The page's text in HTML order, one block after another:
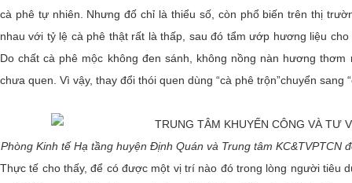
cà phê tự nhiên. Nhưng đố chỉ là thiểu số, còn phổ biến trên thị
nhau với tỷ lệ cà phê thật rất là thấp, sau đó tẩm ướp hương liệu
Do chất cà phê mộc không đen sánh, không nồng nàn hương
chưa quen. Vì vậy, thay đổi thói quen dùng “cà phê trộn”chuyển sang
Phòng Kinh tế Hạ tầng huyện Định Quán và Trung tâm
Thực tế cho thấy, để có được một vị trí nào đó trong lòng người tiêu